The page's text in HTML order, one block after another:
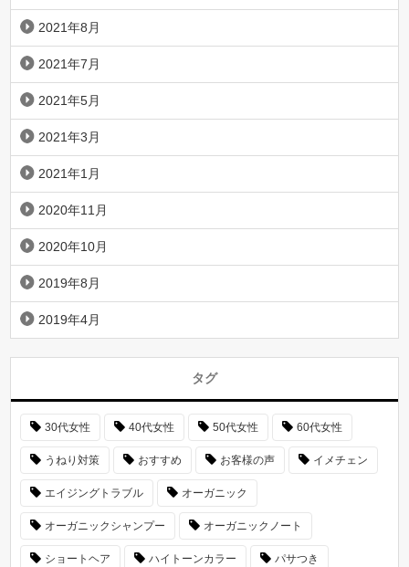
2021年8月
2021年7月
2021年5月
2021年3月
2021年1月
2020年11月
2020年10月
2019年8月
2019年4月
タグ
30代女性 40代女性 50代女性 60代女性
うねり対策 おすすめ お客様の声 イメチェン
エイジングトラブル オーガニック
オーガニックシャンプー オーガニックノート
ショートヘア ハイトーンカラー パサつき